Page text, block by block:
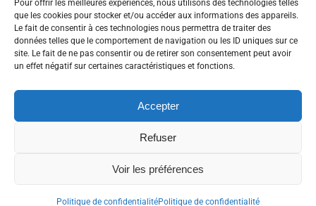
Pour offrir les meilleures expériences, nous utilisons des technologies telles
que les cookies pour stocker et/ou accéder aux informations des appareils.
Le fait de consentir à ces technologies nous permettra de traiter des
données telles que le comportement de navigation ou les ID uniques sur ce
site. Le fait de ne pas consentir ou de retirer son consentement peut avoir
un effet négatif sur certaines caractéristiques et fonctions.
Accepter
Refuser
Voir les préférences
Politique de confidentialitéPolitique de confidentialité
Mairie de Condrieu | Copyright © 2023 |Mentions légales
Thierry Caizes Freelance| Photos parOmbre et Matière - Photographe